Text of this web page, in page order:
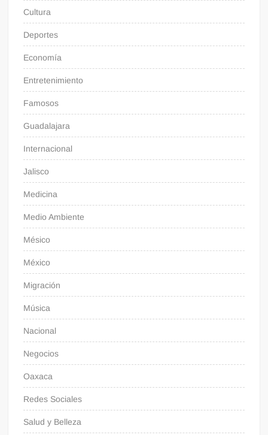
Cultura
Deportes
Economía
Entretenimiento
Famosos
Guadalajara
Internacional
Jalisco
Medicina
Medio Ambiente
Mésico
México
Migración
Música
Nacional
Negocios
Oaxaca
Redes Sociales
Salud y Belleza